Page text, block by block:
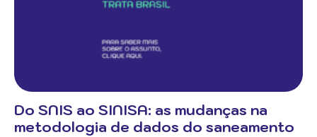
Do SNIS ao SINISA: as mudanças na
metodologia de dados do saneamento